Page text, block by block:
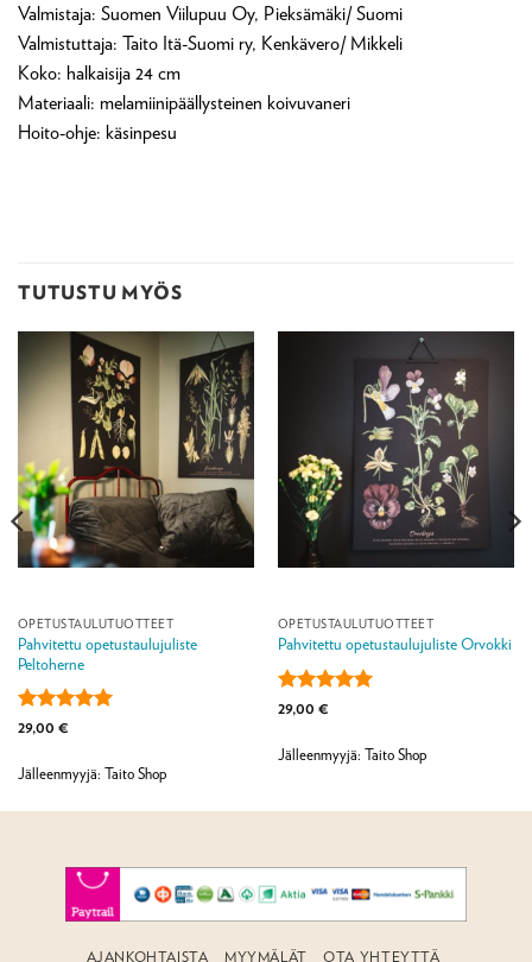
Valmistaja: Suomen Viilupuu Oy, Pieksämäki/ Suomi
Valmistuttaja: Taito Itä-Suomi ry, Kenkävero/ Mikkeli
Koko: halkaisija 24 cm
Materiaali: melamiinipäällysteinen koivuvaneri
Hoito-ohje: käsinpesu
TUTUSTU MYÖS
OPETUSTAULUTUOTTEET
Pahvitettu opetustaulujuliste
Peltoherne
Arvostelu
/ 5
29,00 €
Jälleenmyyjä: Taito Shop
OPETUSTAULUTUOTTEET
Pahvitettu opetustaulujuliste Orvokki
Arvostelu
/ 5
29,00 €
Jälleenmyyjä: Taito Shop
AJANKOHTAISTA MYYMÄLÄT OTA YHTEYTTÄ